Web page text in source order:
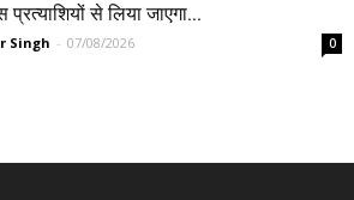
से लिया जाएगा...
Singh - 07/08/2026 0